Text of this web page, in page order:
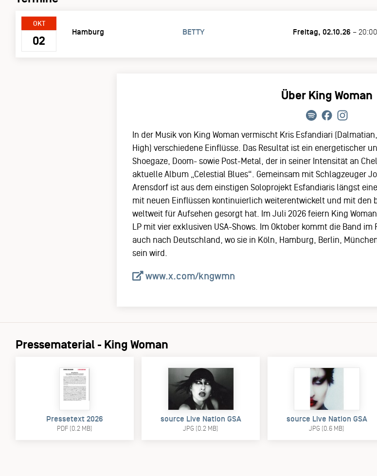
OKT
02
Hamburg BETTY Freitag, 02.10.26 – 20:00
Über King Woman
In der Musik von King Woman vermischt Kris Esfandiari
High) verschiedene Einflüsse. Das Resultat ist ein energetischer
Shoegaze, Doom- sowie Post-Metal, der in seiner Intensität an
aktuelle Album „Celestial Blues“. Gemeinsam mit Schlagzeuger
Arensdorf ist aus dem einstigen Soloprojekt Esfandiaris längst
mit neuen Einflüssen kontinuierlich weiterentwickelt und mit den
weltweit für Aufsehen gesorgt hat. Im Juli 2026 feiern King
LP mit vier exklusiven USA-Shows. Im Oktober kommt die Band
auch nach Deutschland, wo sie in Köln, Hamburg, Berlin,
sein wird.
www.x.com/kngwmn
Pressematerial - King Woman
Pressetext 2026
PDF (0.2 MB)
source Live Nation GSA
JPG (0.2 MB)
source Live Nation GSA
JPG (0.6 MB)